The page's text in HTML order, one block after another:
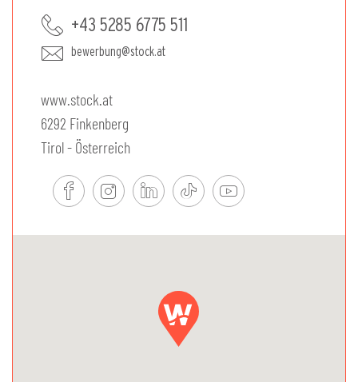
+43 5285 6775 511
bewerbung@stock.at
www.stock.at
6292 Finkenberg
Tirol - Österreich